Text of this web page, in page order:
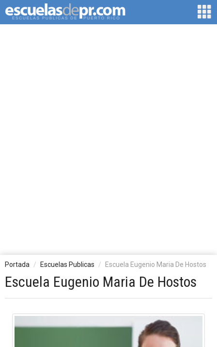
Portada Escuelas Publicas Escuela Eugenio Maria De Hostos
Escuela Eugenio Maria De Hostos